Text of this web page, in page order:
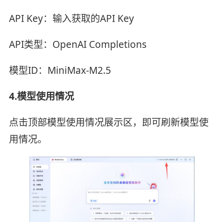
API Key：输入获取的API Key
API类型：OpenAI Completions
模型ID：MiniMax-M2.5
4.模型使用情况
点击顶部模型使用情况展示区，即可刷新模型使
用情况。